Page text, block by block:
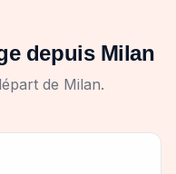
depuis Milan
de Milan.